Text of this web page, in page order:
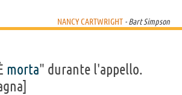
NANCY CARTWRIGHT - Bart Simpson
morta" durante l'appello.